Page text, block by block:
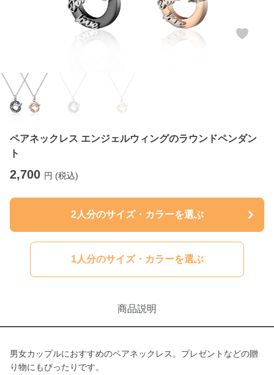
ペアネックレス エンジェルウィングのラウンドペンダン
ト
2,700 円 (税込)
2人分のサイズ・カラーを選ぶ
1人分のサイズ・カラーを選ぶ
商品説明
男女カップルにおすすめのペアネックレス。プレゼントなどの贈
り物にもぴったりです。